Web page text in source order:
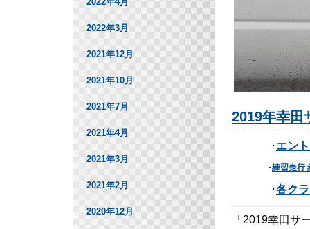
2019年幸
･ エン
･練習走行
･各ク
「2019幸田サ
2022年3月
2021年12月
2021年10月
2021年7月
2021年4月
2021年3月
2021年2月
2020年12月